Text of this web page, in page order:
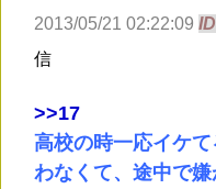
2013/05/21 02:22:09
信
>>17
高校の時一応イケ
わなくて、途中で